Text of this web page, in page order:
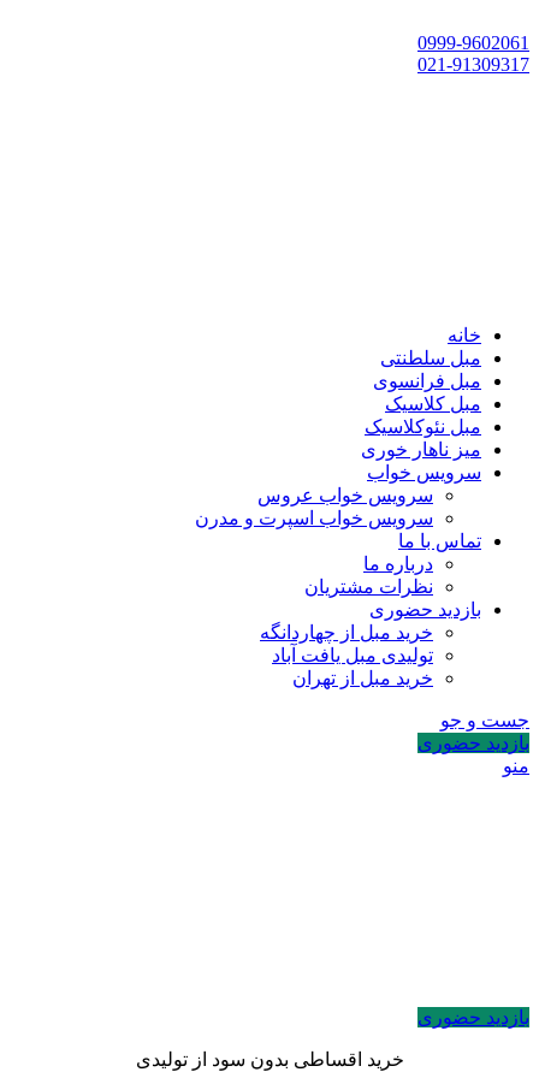
0999-9602061
021-91309317
خانه
مبل سلطنتی
مبل فرانسوی
مبل کلاسیک
مبل نئوکلاسیک
میز ناهار خوری
سرویس خواب
سرویس خواب عروس
سرویس خواب اسپرت و مدرن
تماس با ما
درباره ما
نظرات مشتریان
بازدید حضوری
خرید مبل از چهاردانگه
تولیدی مبل یافت آباد
خرید مبل از تهران
جست و جو
بازدید حضوری
منو
بازدید حضوری
خرید اقساطی بدون سود از تولیدی